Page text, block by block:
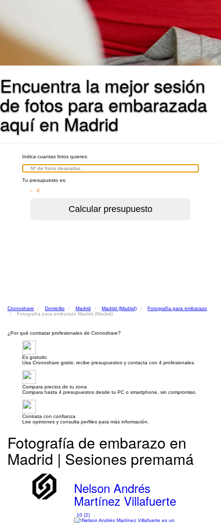
Encuentra la mejor sesión
de fotos para embarazada
aquí en Madrid
Indica cuantas fotos quieres:
Tu presupuesto es:
– €
Cronoshare Domicilio Madrid Madrid (Madrid)
Fotografía para embarazo
Fotografía para embarazo Madrid (Madrid)
¿Por qué contratar profesionales de Cronoshare?
Es gratuito
Usa Cronoshare gratis: recibe presupuestos y contacta con 4 profesionales.
Compara precios de tu zona
Compara hasta 4 presupuestos desde tu PC o smartphone, sin compromiso.
Contrata con confianza
Lee opiniones y consulta perfiles para más información.
Fotografía de embarazo en
Madrid | Sesiones premamá
Nelson Andrés
Martínez Villafuerte
10 (2)